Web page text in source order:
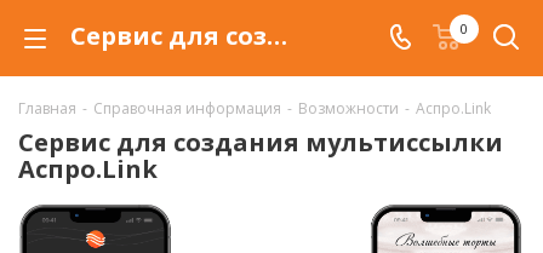
Сервис для создания мультиссылки Аспро.Link 0
Главная - Справочная информация - Возможности - Аспро.Link
Сервис для создания мультиссылки
Аспро.Link